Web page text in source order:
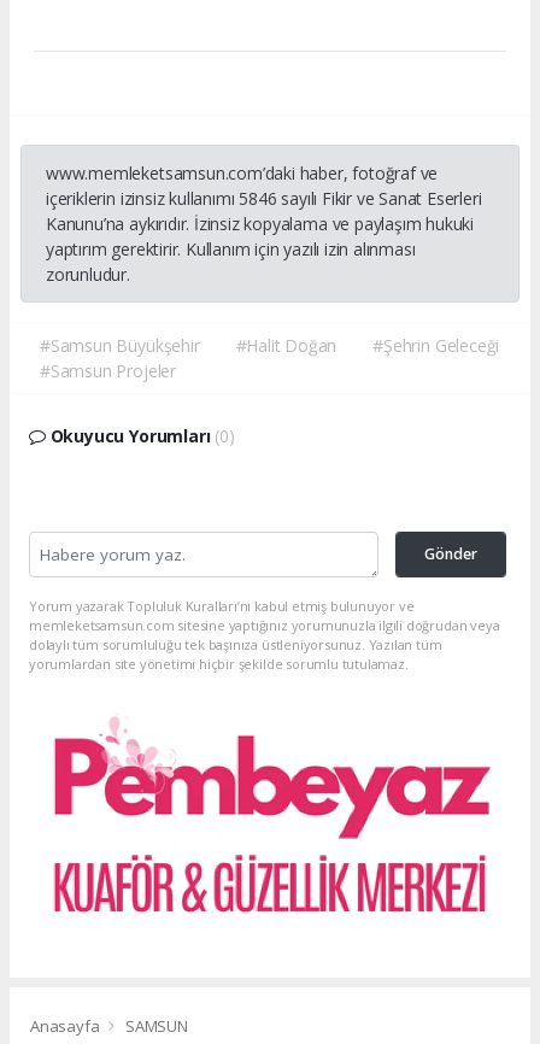
www.memleketsamsun.com’daki haber, fotoğraf ve
içeriklerin izinsiz kullanımı 5846 sayılı Fikir ve Sanat Eserleri
Kanunu’na aykırıdır. İzinsiz kopyalama ve paylaşım hukuki
yaptırım gerektirir. Kullanım için yazılı izin alınması
zorunludur.
#Samsun Büyükşehir #Halit Doğan
#Şehrin Geleceği
#Samsun Projeler
Okuyucu Yorumları (0)
Gönder
Yorum yazarak Topluluk Kuralları’nı kabul etmiş bulunuyor ve
memleketsamsun.com sitesine yaptığınız yorumunuzla ilgili doğrudan veya
dolaylı tüm sorumluluğu tek başınıza üstleniyorsunuz. Yazılan tüm
yorumlardan site yönetimi hiçbir şekilde sorumlu tutulamaz.
Anasayfa SAMSUN